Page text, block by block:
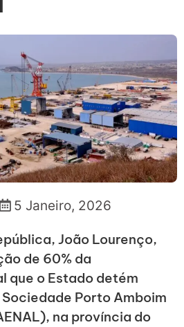
5 Janeiro, 2026
João Lourenço,
de 60% da
que o Estado detém
Porto Amboim
na província do